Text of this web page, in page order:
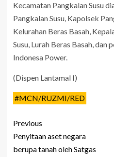
Kecamatan Pangkalan Susu
Pangkalan Susu, Kapolsek
Kelurahan Beras Basah,
Susu, Lurah Beras Basah, dan
Indonesa Power.
(Dispen Lantamal I)
#MCN/RUZMI/RED
Previous
Penyitaan aset negara
berupa tanah oleh Satgas